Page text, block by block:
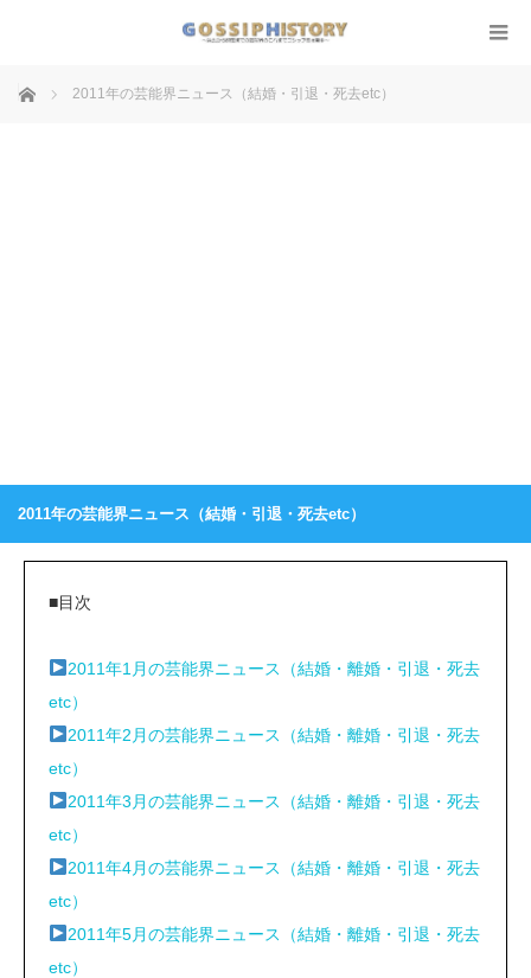
ホーム 2011年の芸能界ニュース（結婚・引退・死去etc）
2011年の芸能界ニュース（結婚・引退・死去etc）
■目次
2011年1月の芸能界ニュース（結婚・離婚・引退・死去
etc）
2011年2月の芸能界ニュース（結婚・離婚・引退・死去
etc）
2011年3月の芸能界ニュース（結婚・離婚・引退・死去
etc）
2011年4月の芸能界ニュース（結婚・離婚・引退・死去
etc）
2011年5月の芸能界ニュース（結婚・離婚・引退・死去
etc）